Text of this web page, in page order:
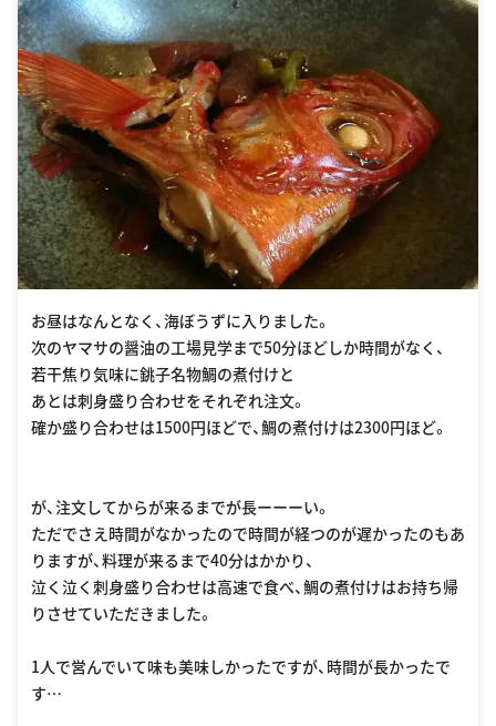
お昼はなんとなく、海ぼうずに入りました。
次のヤマサの醤油の工場見学まで50分ほどしか時間がなく、
若干焦り気味に銚子名物鯛の煮付けと
あとは刺身盛り合わせをそれぞれ注文。
確か盛り合わせは1500円ほどで、鯛の煮付けは2300円ほど。
が、注文してからが来るまでが長ーーーい。
ただでさえ時間がなかったので時間が経つのが遅かったのもあ
りますが、料理が来るまで40分はかかり、
泣く泣く刺身盛り合わせは高速で食べ、鯛の煮付けはお持ち帰
りさせていただきました。
1人で営んでいて味も美味しかったですが、時間が長かったで
す…